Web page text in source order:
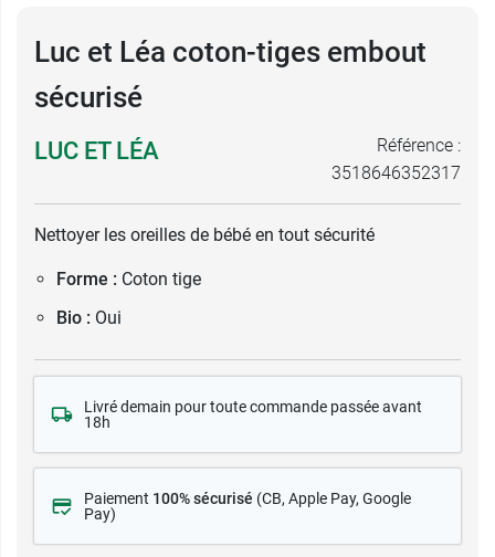
Luc et Léa coton-tiges embout
sécurisé
LUC ET LÉA
Référence :
3518646352317
Nettoyer les oreilles de bébé en tout sécurité
Forme : Coton tige
Bio : Oui
Livré demain pour toute commande passée avant
18h
Paiement 100% sécurisé (CB, Apple Pay, Google
Pay)